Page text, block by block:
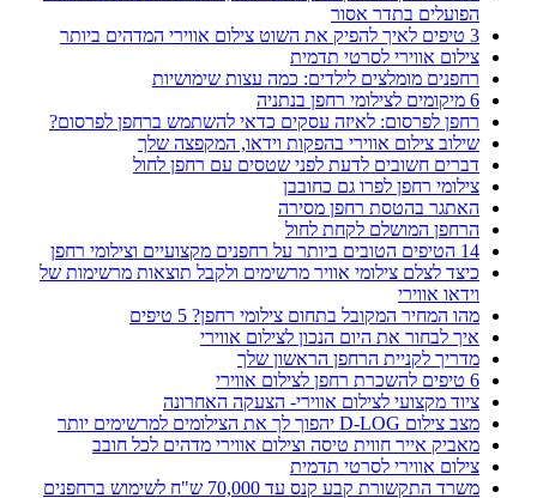
הפועלים בתדר אסור
3 טיפים לאיך להפיק את השוט צילום אווירי המדהים ביותר
צילום אווירי לסרטי תדמית
רחפנים מומלצים לילדים: כמה עצות שימושיות
6 מיקומים לצילומי רחפן בנתניה
רחפן לפרסום: לאיזה עסקים כדאי להשתמש ברחפן לפרסום?
שילוב צילום אווירי בהפקות וידאו, המקפצה שלך
דברים חשובים לדעת לפני שטסים עם רחפן לחול
צילומי רחפן לפרו גם כחובבן
האתגר בהטסת רחפן מסירה
הרחפן המושלם לקחת לחול
14 הטיפים הטובים ביותר על רחפנים מקצועיים וצילומי רחפן
כיצד לצלם צילומי אוויר מרשימים ולקבל תוצאות מרשימות של
וידאו אווירי
מהו המחיר המקובל בתחום צילומי רחפן? 5 טיפים
איך לבחור את היום הנכון לצילום אווירי
מדריך לקניית הרחפן הראשון שלך
6 טיפים להשכרת רחפן לצילום אווירי
ציוד מקצועי לצילום אווירי- הצעקה האחרונה
מצב צילום D-LOG יהפוך לך את הצילומים למרשימים יותר
מאביק אייר חווית טיסה וצילום אווירי מדהים לכל חובב
צילום אווירי לסרטי תדמית
משרד התקשורת קבע קנס עד 70,000 ש"ח לשימוש ברחפנים